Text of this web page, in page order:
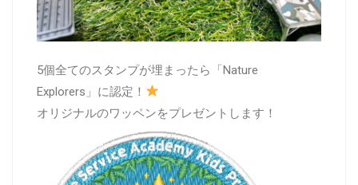
5個全てのスタンプが埋まったら「Nature
Explorers」に認定！
オリジナルのワッペンをプレゼントします！